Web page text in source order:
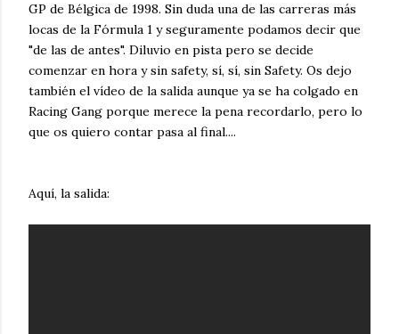
GP de Bélgica de 1998. Sin duda una de las carreras más
locas de la Fórmula 1 y seguramente podamos decir que
"de las de antes". Diluvio en pista pero se decide
comenzar en hora y sin safety, sí, sí, sin Safety. Os dejo
también el vídeo de la salida aunque ya se ha colgado en
Racing Gang porque merece la pena recordarlo, pero lo
que os quiero contar pasa al final....
Aquí, la salida: